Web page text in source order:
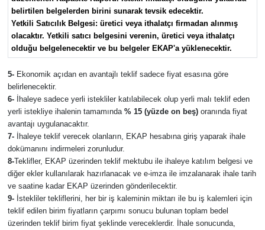
belirtilen belgelerden birini sunarak tevsik edecektir.
Yetkili Satıcılık Belgesi: üretici veya ithalatçı firmadan alınmış
olacaktır. Yetkili satıcı belgesini verenin, üretici veya ithalatçı
olduğu belgelenecektir ve bu belgeler EKAP'a yüklenecektir.
5-Ekonomik açıdan en avantajlı teklif sadece fiyat esasına göre
belirlenecektir.
6-İhaleye sadece yerli istekliler katılabilecek olup yerli malı teklif eden
yerli istekliye ihalenin tamamında % 15 (yüzde on beş) oranında fiyat
avantajı uygulanacaktır.
7-İhaleye teklif verecek olanların, EKAP hesabına giriş yaparak ihale
dokümanını indirmeleri zorunludur.
8-Teklifler, EKAP üzerinden teklif mektubu ile ihaleye katılım belgesi ve
diğer ekler kullanılarak hazırlanacak ve e-imza ile imzalanarak ihale tarih
ve saatine kadar EKAP üzerinden gönderilecektir.
9-İstekliler tekliflerini, her bir iş kaleminin miktarı ile bu iş kalemleri için
teklif edilen birim fiyatların çarpımı sonucu bulunan toplam bedel
üzerinden teklif birim fiyat şeklinde vereceklerdir. İhale sonucunda,